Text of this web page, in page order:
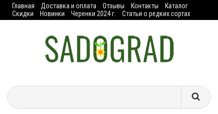
Главная Доставка и оплата Отзывы Контакты
Каталог
Скидки
Новинки Черенки 2024 г. Статьи о редких сортах